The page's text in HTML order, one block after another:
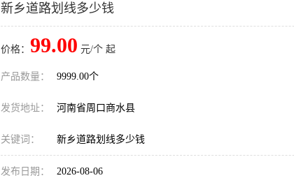
新乡道路划线多少钱
价格： 99.00 元/个 起
产品数量： 9999.00个
发货地址： 河南省周口商水县
关键词： 新乡道路划线多少钱
发布日期： 2026-08-06